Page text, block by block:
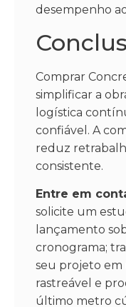
desempenho
Comprar
simplificar a
logística
confiável. A
reduz
consistente.
Entre em
solicite um
lançamento
cronograma;
seu projeto em
rastreável e
último metro